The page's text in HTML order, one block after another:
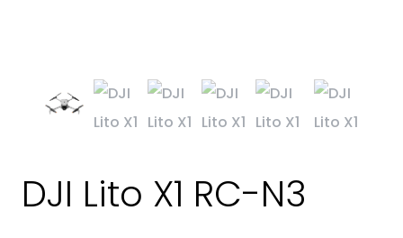
DJI Lito X1 RC-N3